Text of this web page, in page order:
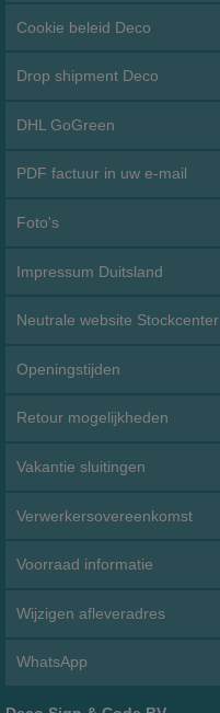
Cookie beleid Deco
Drop shipment Deco
DHL GoGreen
PDF factuur in uw e-mail
Foto's
Impressum Duitsland
Neutrale website Stockcenter
Openingstijden
Retour mogelijkheden
Vakantie sluitingen
Verwerkersovereenkomst
Voorraad informatie
Wijzigen afleveradres
WhatsApp